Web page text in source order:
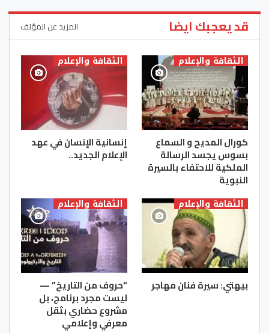
قد يعجبك ايضا المزيد عن المؤلف
الثقافة والإعلام
كورال المديح و السماع
بسوس يجسد الرسالة
الملكية للاحتفاء بالسيرة
النبوية
الثقافة والإعلام
إنسانية الإنسان في عهد
الإعلام الجديد..
الثقافة والإعلام
بيهتي: سيرة فنان مهاجر
الثقافة والإعلام
“حروف من التاريخ” —
ليست مجرد برنامج، بل
مشروع حضاري بثقل
معرفي وإعلامي